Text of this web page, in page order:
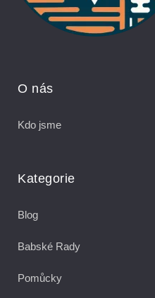
O nás
Kdo jsme
Kategorie
Blog
Babské Rady
Pomůcky